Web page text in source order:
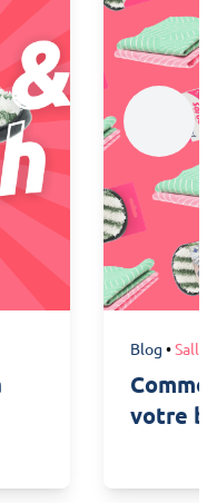
Blog •Salle
votre